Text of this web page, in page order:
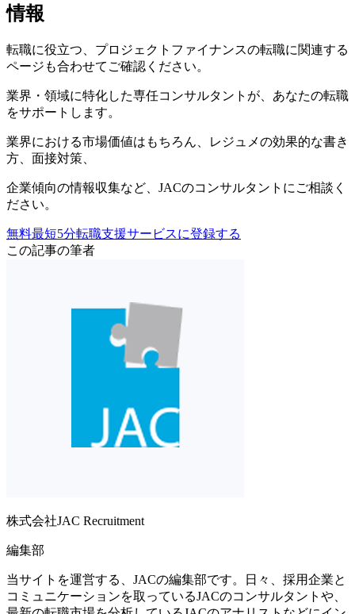
情報
転職に役立つ、プロジェクトファイナンスの転職に関連する
ページも合わせてご確認ください。
業界・領域に特化した専任コンサルタントが、 あなたの転職
をサポートします。
業界における市場価値はもちろん、
レジュメの効果的な書き
方
面接対策
企業傾向の情報収集など、 JACのコンサルタントにご相談く
ださい。
無料最短5分転職支援サービスに登録する
この記事の筆者
株式会社JAC Recruitment
編集部
当サイトを運営する、JACの編集部です。日々、採用企業と
コミュニケーションを取っているJACのコンサルタントや、